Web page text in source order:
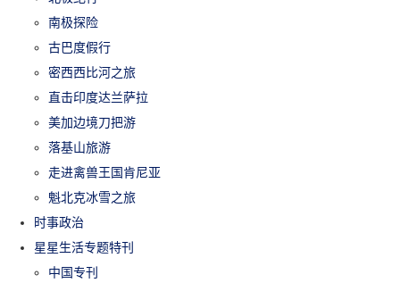
南极探险
古巴度假行
密西西比河之旅
直击印度达兰萨拉
美加边境刀把游
落基山旅游
走进禽兽王国肯尼亚
魁北克冰雪之旅
时事政治
星星生活专题特刊
中国专刊